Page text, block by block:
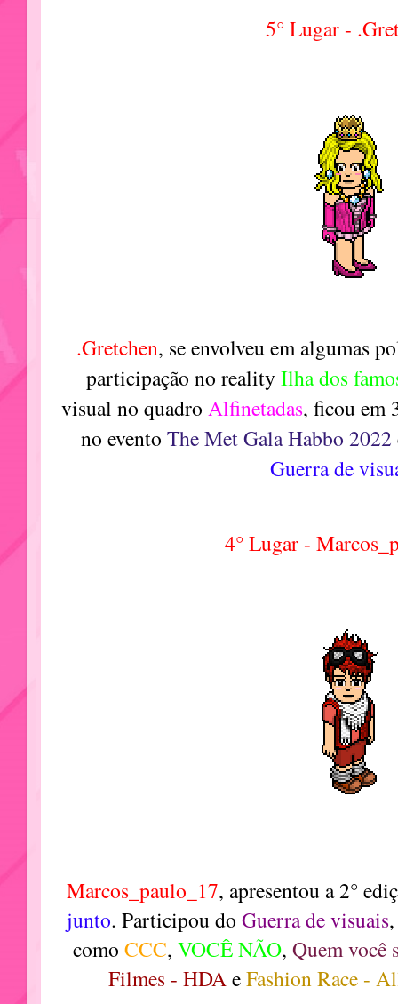
5° Lugar -
.Gretchen, se envolveu em algumas
participação no reality Ilha dos
visual no quadroAlfinetadas, ficou em
no evento The Met Gala Habbo 2022
Guerra de
4° Lugar -
Marcos_paulo_17, apresentou a 2°
junto. Participou do Guerra de visuais
como CCC, VOCÊ NÃO, Quem você
Filmes - HDAeFashion Race -